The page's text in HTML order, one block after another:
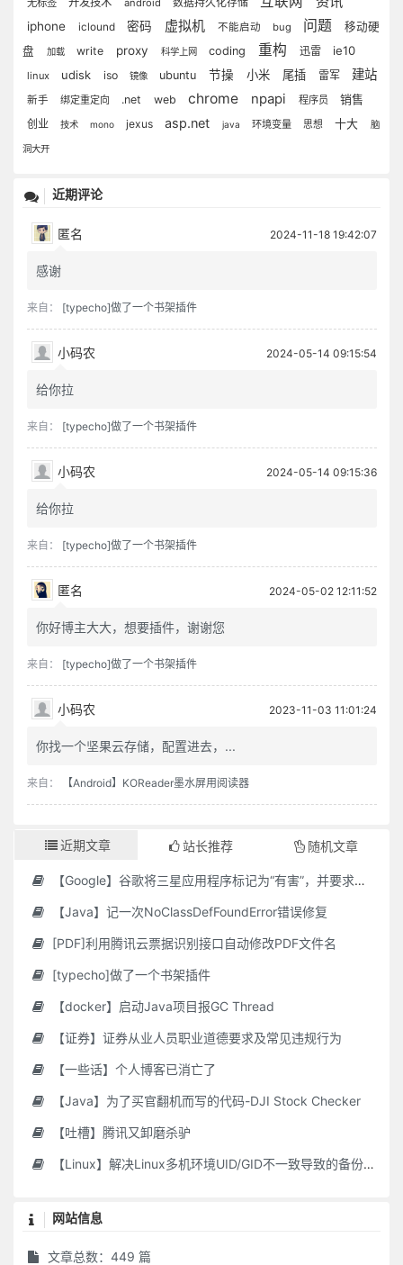
无标签 android
iphone iclound 密码 虚拟机 不能启动 bug 问题
移动硬
盘
加载 write proxy 科学上网 coding 重构 迅雷 ie10
linux udisk iso 镜像 ubuntu 节操 小米 尾插 雷军 建站
新手 绑定重定向 .net web chrome npapi 程序员 销售
创业 技术 mono jexus asp.net java 环境变量 思想 十大 脑
洞大开
近期评论
匿名 2024-11-18 19:42:07
感谢
来自： [typecho]做了一个书架插件
小码农 2024-05-14 09:15:54
给你拉
来自： [typecho]做了一个书架插件
小码农 2024-05-14 09:15:36
给你拉
来自： [typecho]做了一个书架插件
匿名 2024-05-02 12:11:52
你好博主大大，想要插件，谢谢您
来自： [typecho]做了一个书架插件
小码农 2023-11-03 11:01:24
你找一个坚果云存储，配置进去，...
来自： 【Android】KOReader墨水屏用阅读器
近期文章 站长推荐 随机文章
【Google】谷歌将三星应用程序标记为“有害”，并要求用户删除它们
【Java】记一次NoClassDefFoundError错误修复
[PDF]利用腾讯云票据识别接口自动修改PDF文件名
[typecho]做了一个书架插件
【docker】启动Java项目报GC Thread
【证券】证券从业人员职业道德要求及常见违规行为
【一些话】个人博客已消亡了
【Java】为了买官翻机而写的代码-DJI Stock Checker
【吐槽】腾讯又卸磨杀驴
【Linux】解决Linux多机环境UID/GID不一致导致的备份权限问题
网站信息
文章总数：449 篇